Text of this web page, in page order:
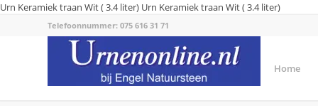
Urn Keramiek traan Wit ( 3.4 liter) Urn Keramiek traan Wit ( 3.4 liter)
Telefoonnummer: 075 616 31 71
Home